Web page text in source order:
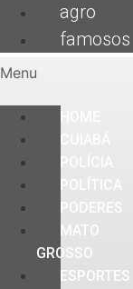
agro
famosos
Menu
PODERES
MATO
GROSSO
ESPORTES